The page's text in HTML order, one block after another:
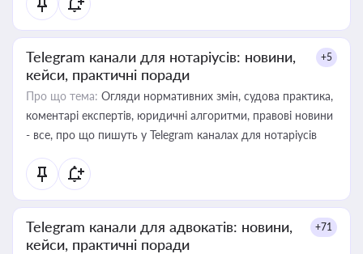
Telegram канали для нотаріусів: новини,
кейси, практичні поради
+5
Про що тема: Огляди нормативних змін, судова практика,
коментарі експертів, юридичні алгоритми, правові новини
- все, про що пишуть у Telegram каналах для нотаріусів
Telegram канали для адвокатів: новини,
кейси, практичні поради
+71